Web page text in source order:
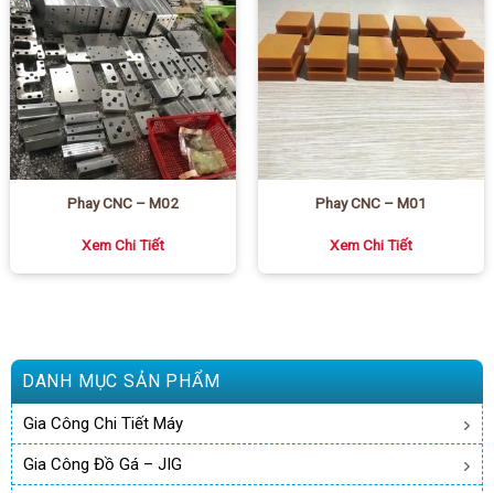
DANH MỤC SẢN PHẨM
Gia Công Chi Tiết Máy
Gia Công Đồ Gá – JIG
Phay CNC – M02
Xem Chi Tiết
Phay CNC – M01
Xem Chi Tiết